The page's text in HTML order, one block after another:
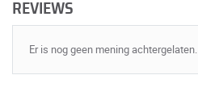
REVIEWS
Er is nog geen mening achtergelaten.